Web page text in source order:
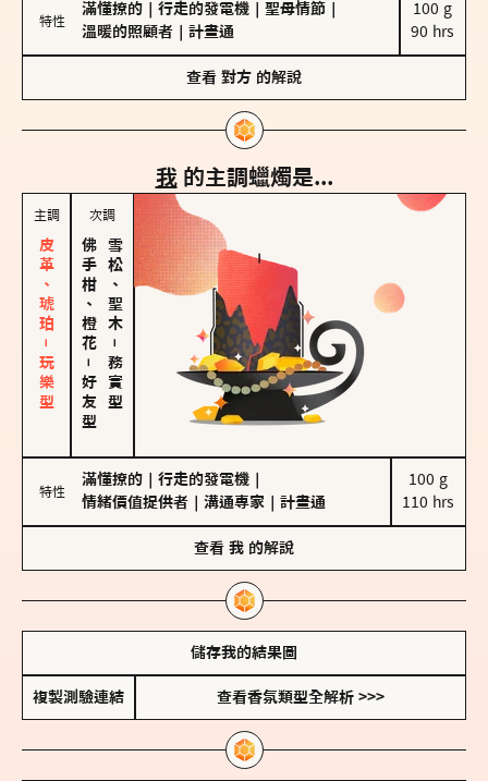
特性
滿懂撩的 行走的發電機 聖母情節
溫暖的照顧者
計畫通
100 g
90 hrs
查看 對方 的解說
我 的主調蠟燭是...
主調
皮革、琥珀－玩樂型
次調
佛手柑、橙花
－
好友型
雪松、聖木
－
務實型
特性
滿懂撩的 行走的發電機
情緒價值提供者
溝通專家 計畫通
100 g
110 hrs
查看 我 的解說
儲存我的結果圖
複製測驗連結 查看香氛類型全解析 >>>